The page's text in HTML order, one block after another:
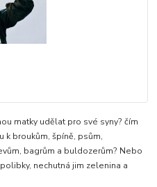
matky udělat pro své syny? čím
k broukům, špíně, psům,
bagrům a buldozerům? Nebo
nechutná jim zelenina a